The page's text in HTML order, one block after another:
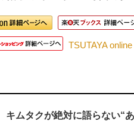
TSUTAYA online
ムタクが絶対に語らない“